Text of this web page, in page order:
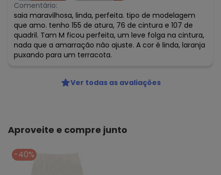
Comentário:
saia maravilhosa, linda, perfeita. tipo de modelagem
que amo. tenho 155 de atura, 76 de cintura e 107 de
quadril. Tam M ficou perfeita, um leve folga na cintura,
nada que a amarração não ajuste. A cor é linda, laranja
puxando para um terracota.
Ver todas as avaliações
Aproveite e compre junto
-40%